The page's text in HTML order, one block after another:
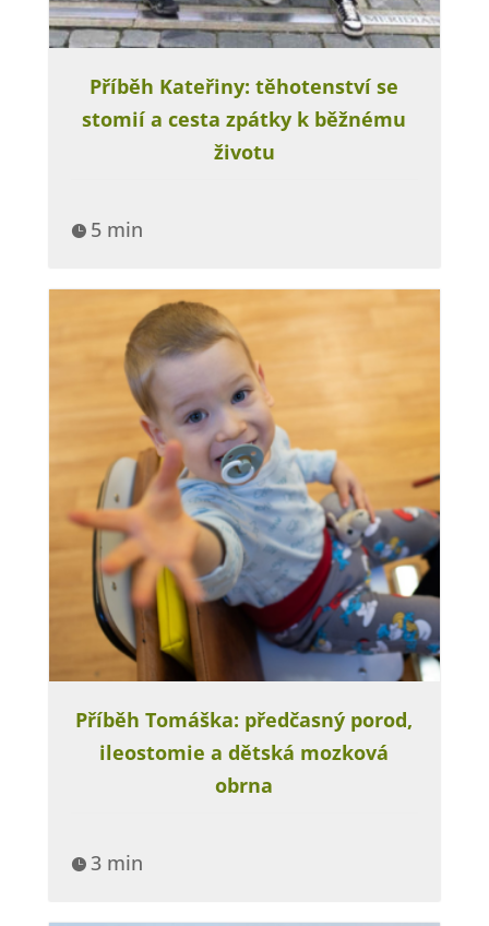
Příběh Kateřiny: těhotenství se
stomií a cesta zpátky k běžnému
životu
 5 min
Příběh Tomáška: předčasný porod,
ileostomie a dětská mozková
obrna
 3 min